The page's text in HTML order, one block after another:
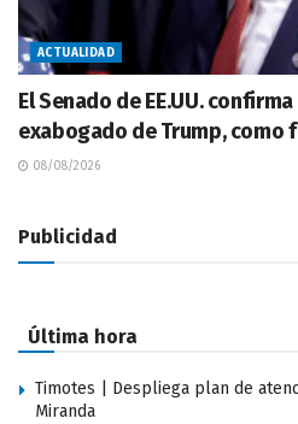
ACTUALIDAD
El Senado de EE.UU.
exabogado de Trump, como
08/08/2026
Publicidad
Última hora
Timotes | Despliega plan de
Miranda